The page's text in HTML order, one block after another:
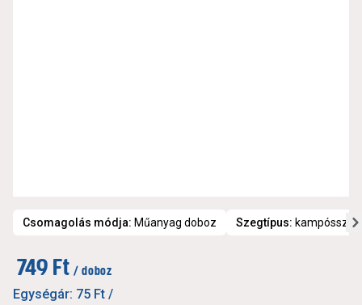
Csomagolás módja: Műanyag doboz Szegtípus: kampósszeg
749 Ft / doboz
Egységár: 75 Ft /